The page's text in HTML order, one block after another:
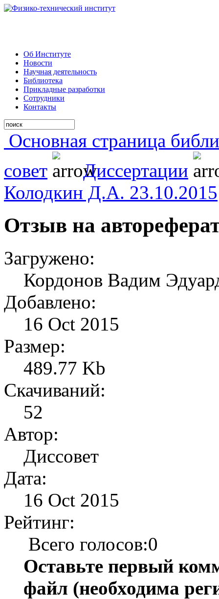
Об Институте
Новости
Научная деятельность
Библиотека
Прикладные разработки
Сотрудники
Контакты
Основная страница
совет
Диссертации
Колодкин Д.А. 23.10.2015
Отзыв на
Загружено:
Кордонов Вадим
Добавлено:
16 Oct 2015
Размер:
489.77 Kb
Скачиваний:
52
Автор:
Диссовет
Дата:
16 Oct 2015
Рейтинг:
Всего голосов:0
Оставьте первый
файл (необходима